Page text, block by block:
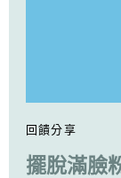
回饋分享
擺脫滿臉